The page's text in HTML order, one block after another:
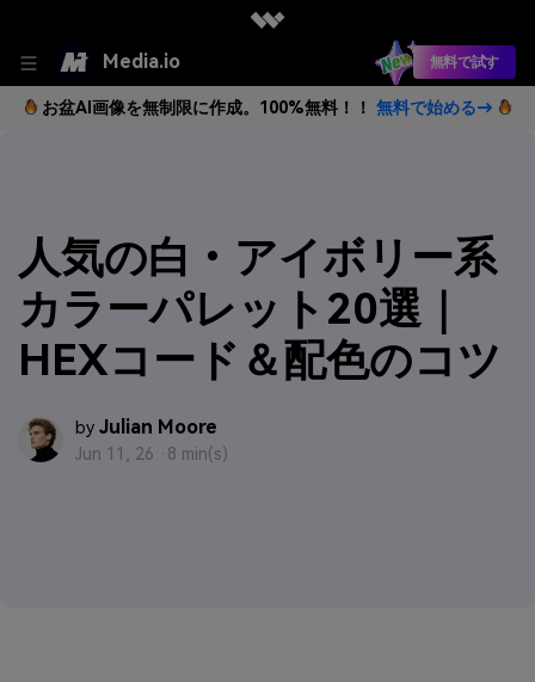
Media.io 無料で試す
お盆AI画像を無制限に作成。100%無料！！ 無料で始める→
人気の白・アイボリー系
カラーパレット20選｜
HEXコード＆配色のコツ
by Julian Moore
Jun 11, 26 · 8 min(s)